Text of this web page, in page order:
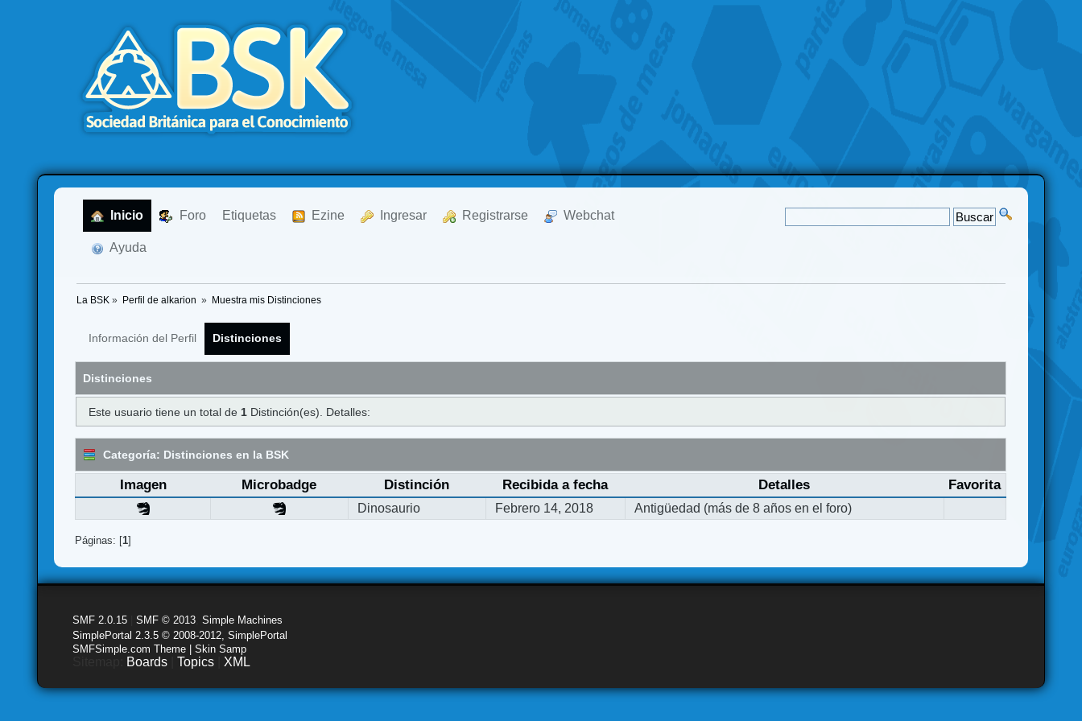
Inicio Foro Etiquetas Ezine Ingresar Registrarse Webchat
Ayuda
La BSK » Perfil de alkarion » Muestra mis Distinciones
Información del Perfil Distinciones
Distinciones
Este usuario tiene un total de 1Distinción(es). Detalles:
Categoría: Distinciones en la BSK
Imagen Microbadge Distinción Recibida a fecha Detalles Favorita
Dinosaurio Febrero 14, 2018 Antigüedad (más de 8 años en el foro)
Páginas: [1]
SMF 2.0.15 |SMF © 2013 ,Simple Machines
SimplePortal 2.3.5 © 2008-2012, SimplePortal
SMFSimple.com Theme | Skin Samp
Boards |Topics XML